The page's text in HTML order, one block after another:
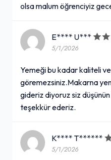
olsa malum öğrenciyiz
E**** U***
5/1/2026
Yemeği bu kadar kaliteli
göremezsiniz.Makarna
gideriz diyoruz siz
teşekkür ederiz.
K**** T******
5/1/2026